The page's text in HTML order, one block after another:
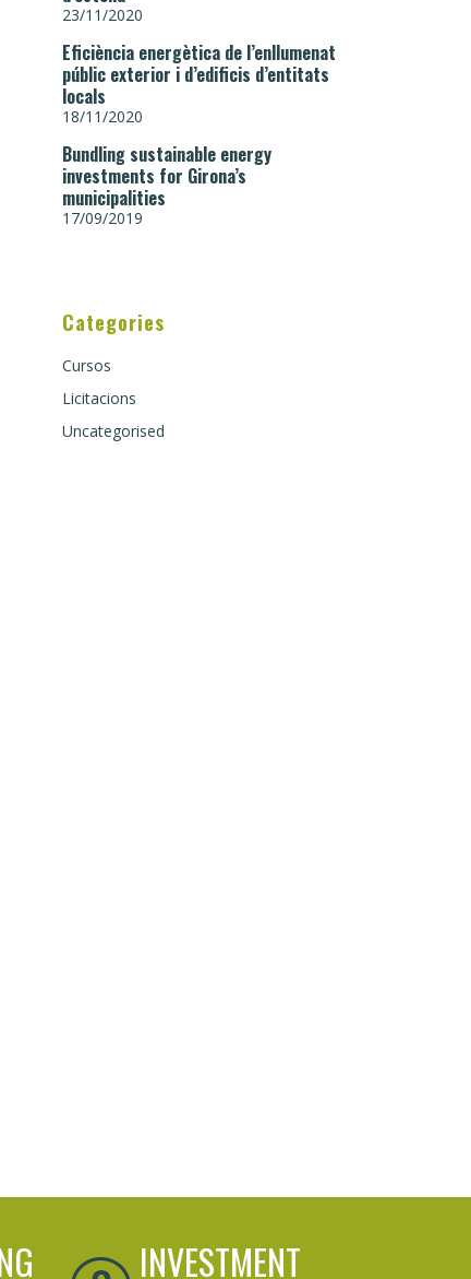
23/11/2020
Eficiència energètica de l’enllumenat
públic exterior i d’edificis d’entitats
locals
18/11/2020
Bundling sustainable energy
investments for Girona’s
municipalities
17/09/2019
Categories
Cursos
Licitacions
Uncategorised
INVESTMENT